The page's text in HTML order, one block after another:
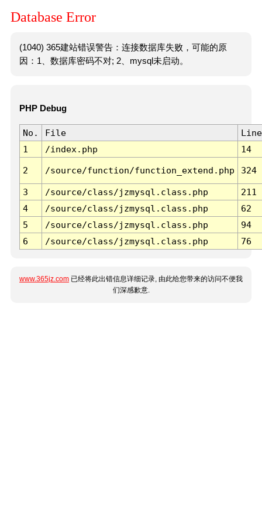
Database Error
(1040) 365建站错误警告：连接数据库失败，可能的原
因：1、数据库密码不对; 2、mysql未启动。
PHP Debug
No. File
Line
1
/index.php 14
2 /source/function/function_extend.php 324
3 /source/class/jzmysql.class.php
211
4
/source/class/jzmysql.class.php
62
5
/source/class/jzmysql.class.php
94
6
/source/class/jzmysql.class.php 76
www.365jz.com 已经将此出错信息详细记录, 由此给您带来的访问不便我
们深感歉意.